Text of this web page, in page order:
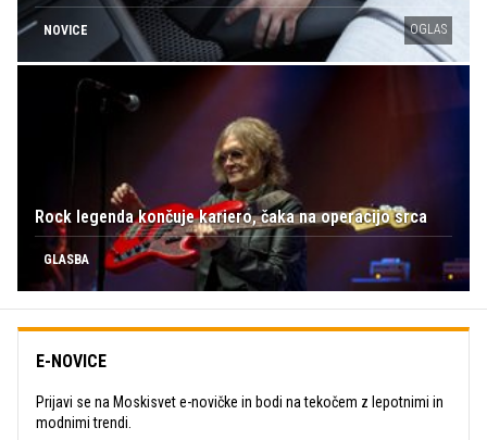
NOVICE OGLAS
Rock legenda končuje kariero, čaka na operacijo srca
GLASBA
E-NOVICE
Prijavi se na Moskisvet e-novičke in bodi na tekočem z lepotnimi in
modnimi trendi.